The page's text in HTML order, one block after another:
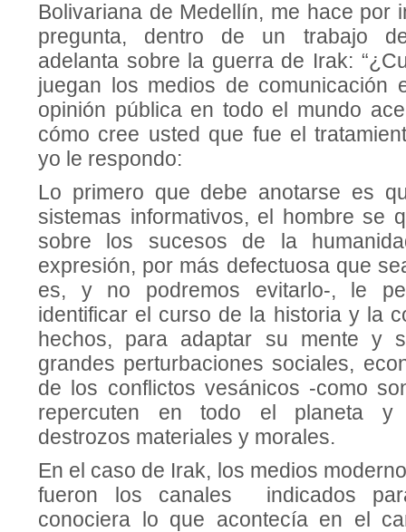
Bolivariana de Medellín, me hace por
pregunta, dentro de un trabajo
adelanta sobre la guerra de Irak:
juegan los medios de comunicación
opinión pública en todo el mundo
cómo cree usted que fue el
yo le respondo:
Lo primero que debe anotarse es
sistemas informativos, el hombre se
sobre los sucesos de la
expresión, por más defectuosa que
es, y no podremos evitarlo-, le
identificar el curso de la historia y la
hechos, para adaptar su mente y
grandes perturbaciones sociales,
de los conflictos vesánicos -como
repercuten en todo el planeta y
destrozos materiales y morales.
En el caso de Irak, los medios
fueron los canales indicados
conociera lo que acontecía en el